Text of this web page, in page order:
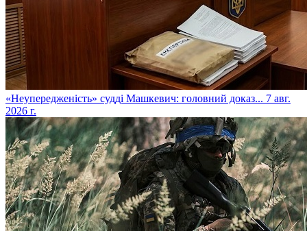
​«Неупередженість» судді Машкевич: головний доказ... 7 авг.
2026 г.